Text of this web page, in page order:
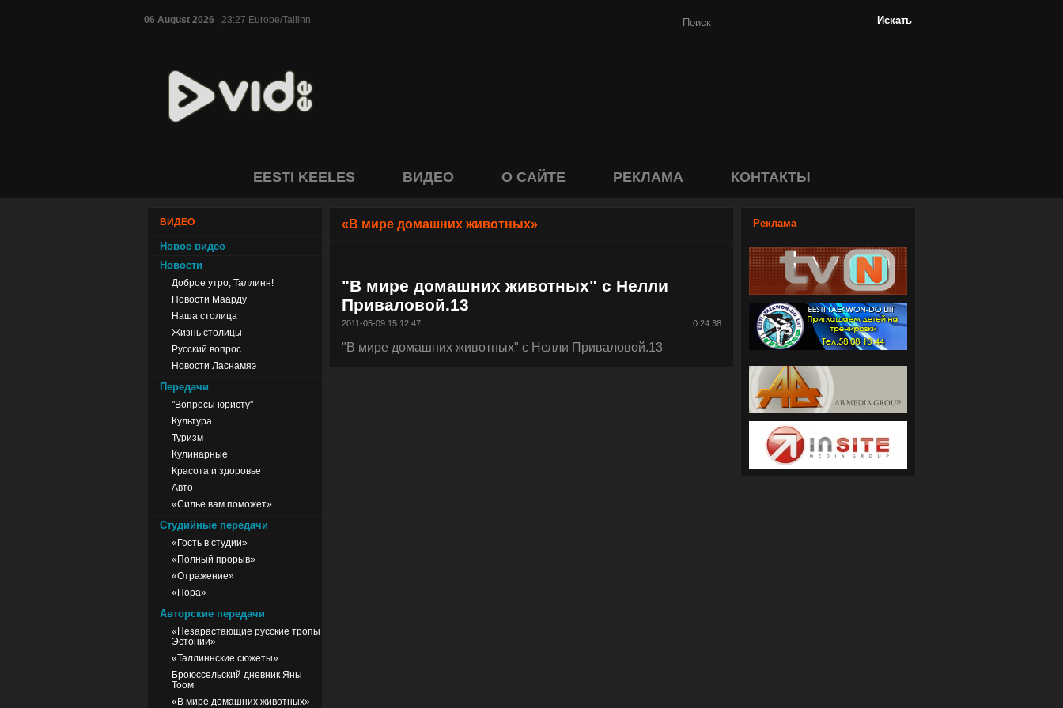
06 August 2026 | 23:27 Europe/Tallinn
EESTI KEELES ВИДЕО О САЙТЕ РЕКЛАМА КОНТАКТЫ
ВИДЕО
Новое видео
Новости
Доброе утро, Таллинн!
Новости Маарду
Наша столица
Жизнь столицы
Русский вопрос
Новости Ласнамяэ
Передачи
"Вопросы юристу"
Культура
Туризм
Кулинарные
Красота и здоровье
Авто
«Силье вам поможет»
Студийные передачи
«Гость в студии»
«Полный прорыв»
«Отражение»
«Пора»
Авторские передачи
«Незарастающие русские тропы
Эстонии»
«Таллиннские сюжеты»
Броюссельский дневник Яны
Тоом
«В мире домашних животных»
«В мире домашних животных»
"В мире домашних животных" с Нелли
Приваловой.13
2011-05-09 15:12:47 0:24:38
"В мире домашних животных" с Нелли Приваловой.13
Реклама